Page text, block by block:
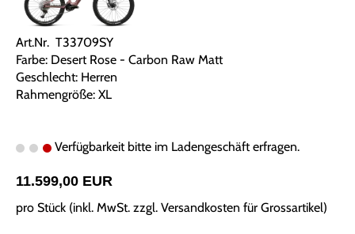
Art.Nr. T33709SY
Farbe: Desert Rose - Carbon Raw Matt
Geschlecht: Herren
Rahmengröße: XL
Verfügbarkeit bitte im Ladengeschäft erfragen.
11.599,00 EUR
pro Stück (inkl. MwSt. zzgl. Versandkosten für Grossartikel)